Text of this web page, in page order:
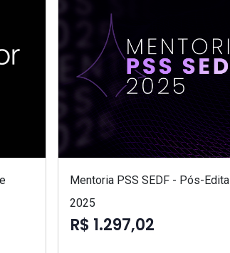
Mentoria PSS SEDF - Pós-Edital
2025
R$ 1.297,02